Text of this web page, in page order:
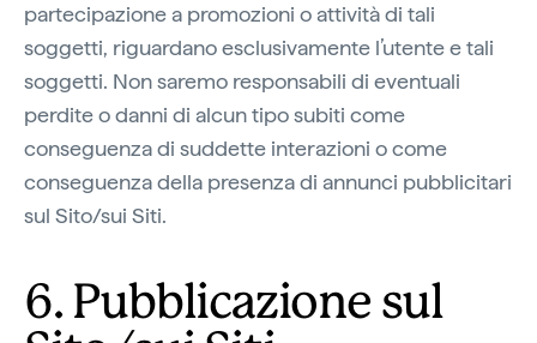
partecipazione a promozioni o attività di tali
soggetti, riguardano esclusivamente l’utente e tali
soggetti. Non saremo responsabili di eventuali
perdite o danni di alcun tipo subiti come
conseguenza di suddette interazioni o come
conseguenza della presenza di annunci pubblicitari
sul Sito/sui Siti.
6. Pubblicazione sul